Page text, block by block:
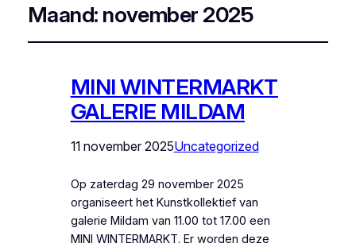
Maand: november 2025
MINI WINTERMARKT
GALERIE MILDAM
11 november 2025Uncategorized
Op zaterdag 29 november 2025
organiseert het Kunstkollektief van
galerie Mildam van 11.00 tot 17.00 een
MINI WINTERMARKT. Er worden deze